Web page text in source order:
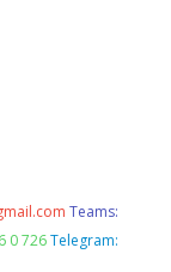
Teams:
0 726 Telegram: